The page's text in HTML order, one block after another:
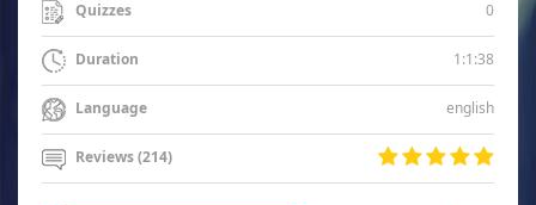
Quizzes 0
Duration 1:1:38
Language english
Reviews (214)